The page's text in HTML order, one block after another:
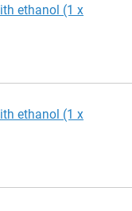
ethanol (1 x
ethanol (1 x